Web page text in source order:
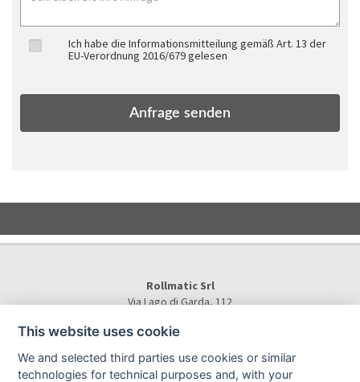
Ich habe die Informationsmitteilung gemäß Art. 13 der
EU-Verordnung 2016/679 gelesen
Rollmatic Srl
Via Lago di Garda, 112
Tel.+39 0445 577000
E-Mail:
info@rollmatic.com
VAT Number: 03391250242
This website uses cookie
We and selected third parties use cookies or similar
technologies for technical purposes and, with your